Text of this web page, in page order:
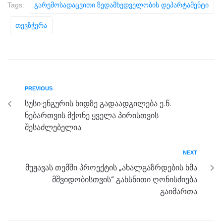
e
b
k
er
Tags: Გარემოსადაცვითი Ზედამხედველობის Დეპარტამენტი
Თევზჭერა
PREVIOUS
სუსი-ენგურის ხიდზე გადაადგილება ე.წ.
ნებართვის მქონე ყველა პირისთვის
შესაძლებელია
NEXT
მუჟავას თემში პროექტის „ახალგაზრდების ხმა
მშვიდობისთვის“ გახსნითი ღონისძიება
გაიმართა